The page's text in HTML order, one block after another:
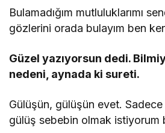
Bulamadığım mutluluklarımı
gözlerini orada bulayım ben
Güzel yazıyorsun dedi.
nedeni, aynada ki sureti.
Gülüşün, gülüşün evet.
gülüş sebebin olmak istiyorum